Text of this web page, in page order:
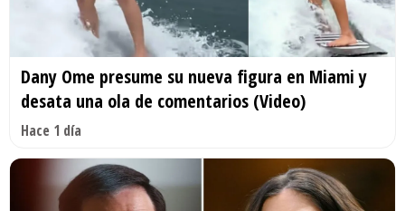
Dany Ome presume su nueva figura en Miami y
desata una ola de comentarios (Video)
Hace 1 día